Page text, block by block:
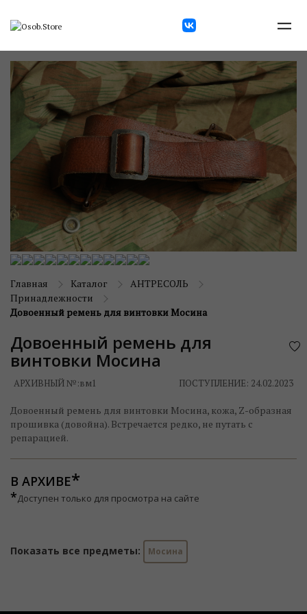
Главная Каталог
АНТРЕСОЛЬ
Принадлежности
Довоенный ремень для винтовки Мосина
Довоенный ремень для
винтовки Мосина
АРХИВНЫЙ №:вм1 ПОСТУПЛЕНИЕ: 24.02.2023
Довоенный ремень для винтовки Мосина, кожа, Z-образная
прошивка (довойна). Встречается редко, не путать с
репарацией.
В АРХИВЕ
*Доступен только для просмотра на сайте
Показать все предметы: Мосина